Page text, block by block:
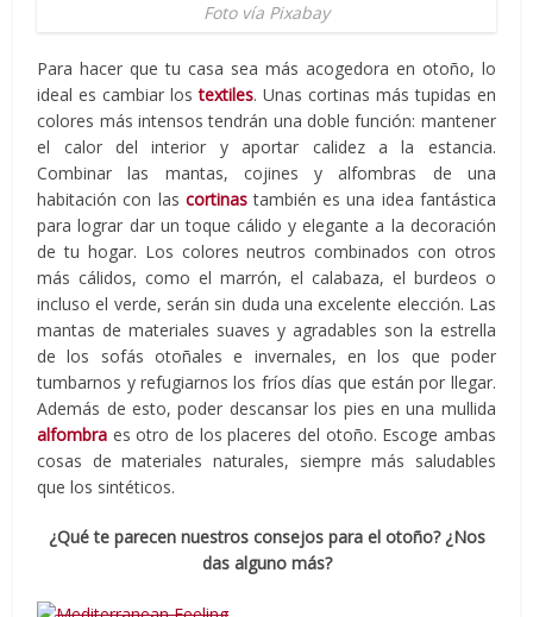
Foto vía Pixabay
Para hacer que tu casa sea más acogedora en otoño, lo
ideal es cambiar lostextiles. Unas cortinas más tupidas en
colores más intensos tendrán una doble función: mantener
el calor del interior y aportar calidez a la estancia.
Combinar las mantas, cojines y alfombras de una
habitación con las cortinastambién es una idea fantástica
para lograr dar un toque cálido y elegante a la decoración
de tu hogar. Los colores neutros combinados con otros
más cálidos, como el marrón, el calabaza, el burdeos o
incluso el verde, serán sin duda una excelente elección. Las
mantas de materiales suaves y agradables son la estrella
de los sofás otoñales e invernales, en los que poder
tumbarnos y refugiarnos los fríos días que están por llegar.
Además de esto, poder descansar los pies en una mullida
alfombra es otro de los placeres del otoño. Escoge ambas
cosas de materiales naturales, siempre más saludables
que los sintéticos.
¿Qué te parecen nuestros consejos para el otoño? ¿Nos
das alguno más?